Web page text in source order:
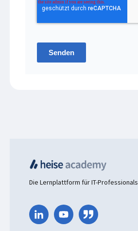
Senden
Die Lernplattform für IT-Professionals